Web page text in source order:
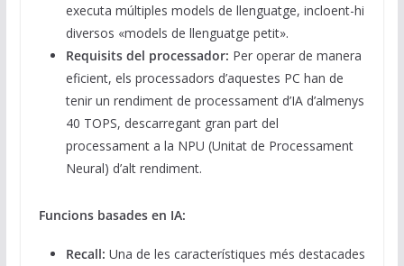
executa múltiples models de llenguatge, incloent-hi
diversos «models de llenguatge petit».
Requisits del processador: Per operar de manera
eficient, els processadors d’aquestes PC han de
tenir un rendiment de processament d’IA d’almenys
40 TOPS, descarregant gran part del
processament a la NPU (Unitat de Processament
Neural) d’alt rendiment.
Funcions basades en IA:
Recall: Una de les característiques més destacades